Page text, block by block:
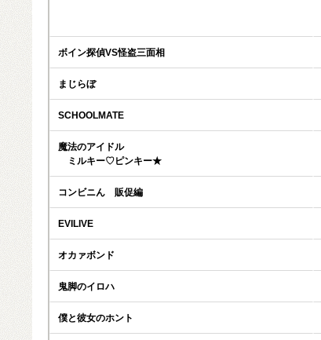
ボイン探偵VS怪盗三面相
まじらぼ
SCHOOLMATE
魔法のアイドル
ミルキー♡ピンキー★
コンビニん 販促編
EVILIVE
オカァボンド
鬼脚のイロハ
僕と彼女のホント